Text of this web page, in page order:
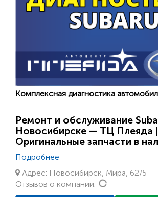
Комплексная диагностика
Ремонт и обслуживание
Новосибирске — ТЦ Плеяда |
Оригинальные запчасти в
Подробнее
Адрес: Новосибирск, Мира, 62/5
Отзывов о компании: